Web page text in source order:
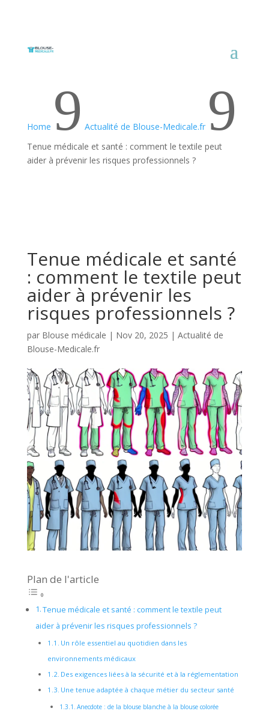
Home 9 Actualité de Blouse-Medicale.fr 9
Tenue médicale et santé : comment le textile peut
aider à prévenir les risques professionnels ?
Tenue médicale et santé
: comment le textile peut
aider à prévenir les
risques professionnels ?
par Blouse médicale | Nov 20, 2025 | Actualité de
Blouse-Medicale.fr
Plan de l'article
Tenue médicale et santé : comment le textile peut
aider à prévenir les risques professionnels ?
Un rôle essentiel au quotidien dans les
environnements médicaux
Des exigences liées à la sécurité et à la réglementation
Une tenue adaptée à chaque métier du secteur santé
Anecdote : de la blouse blanche à la blouse colorée